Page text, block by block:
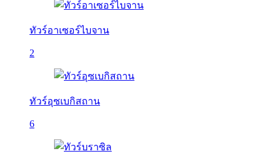
ทัวร์อาเซอร์ไบจาน
2
ทัวร์อุซเบกิสถาน
6